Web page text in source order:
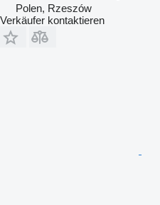
Polen, Rzeszów
Verkäufer kontaktieren